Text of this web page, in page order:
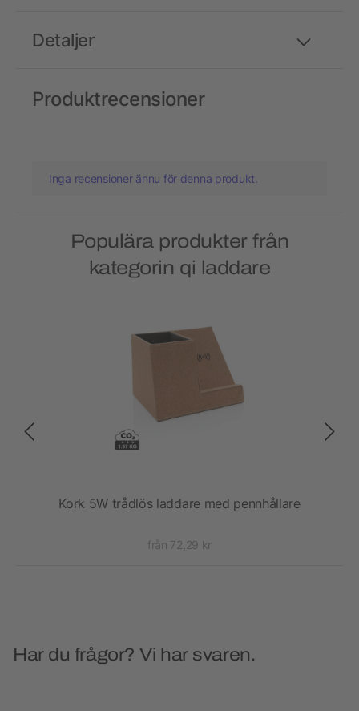
Detaljer
Produktrecensioner
Inga recensioner ännu för denna produkt.
Populära produkter från
kategorin qi laddare
Kork 5W trådlös laddare med pennhållare
från 72,29 kr
Har du frågor? Vi har svaren.